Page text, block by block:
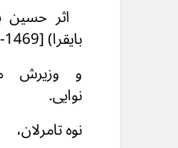
اثر حسین
بایقرا) [1469-1506]
و وزیرش
نوایی.
نوه تامرلان،